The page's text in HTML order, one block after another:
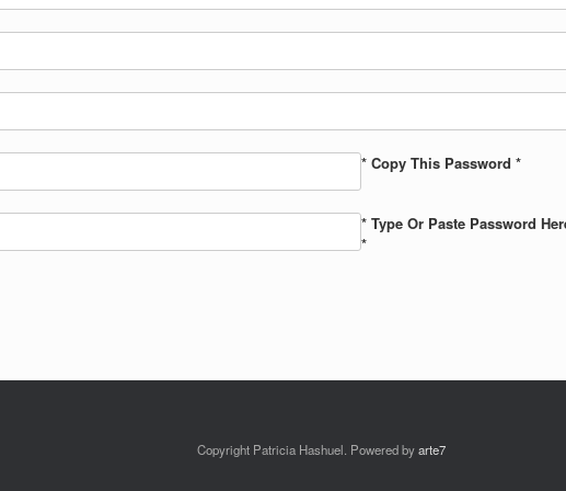
* Copy This Password *
* Type Or Paste Password
*
Copyright Patricia Hashuel. Powered byarte7